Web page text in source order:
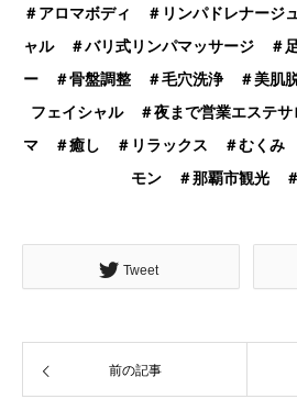
＃アロマボディ ＃リンパドレナー
ャル ＃バリ式リンパマッサージ ＃
ー ＃骨盤調整 ＃毛穴洗浄 ＃美肌
フェイシャル ＃夜まで営業エステ
マ ＃癒し ＃リラックス ＃むくみ
モン ＃那覇市観光
Tweet
前の記事